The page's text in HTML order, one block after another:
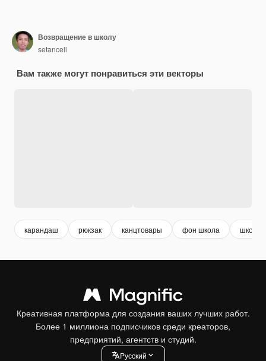
Возвращение в школу
setancell
Вам также могут понравиться эти векторы
карандаш рюкзак канцтовары фон школа школа
Креативная платформа для создания ваших лучших работ.
Более 1 миллиона подписчиков среди креаторов,
предприятий, агентств и студий.
Pусский